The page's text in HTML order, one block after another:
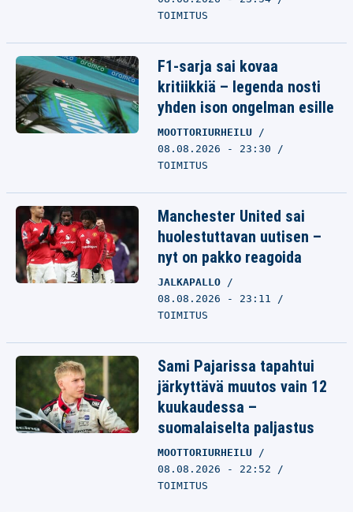
TOIMITUS
F1-sarja sai kovaa
kritiikkiä – legenda nosti
yhden ison ongelman esille
MOOTTORIURHEILU
08.08.2026 - 23:30
TOIMITUS
Manchester United sai
huolestuttavan uutisen –
nyt on pakko reagoida
JALKAPALLO
08.08.2026 - 23:11
TOIMITUS
Sami Pajarissa tapahtui
järkyttävä muutos vain 12
kuukaudessa –
suomalaiselta paljastus
MOOTTORIURHEILU
08.08.2026 - 22:52
TOIMITUS